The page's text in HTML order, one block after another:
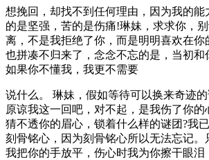
想挽回，却找不到任何理由，因为我的
的是坚强，苦的是伤痛!琳妹，求求你，
离，不是我拒绝了你，而是明明喜欢在
也拼凑不归来了，念念不忘的是，当初
如果你不懂我，我更不需要
说什么。 琳妹，假如等待可以换来奇迹
原谅我这一回吧，对不起，是我伤了你
猜不透你的眉心，锁着什么样的谜团?我
刻骨铭心，因为刻骨铭心所以无法忘记
我把你的手放平，伤心时我为你擦干眼